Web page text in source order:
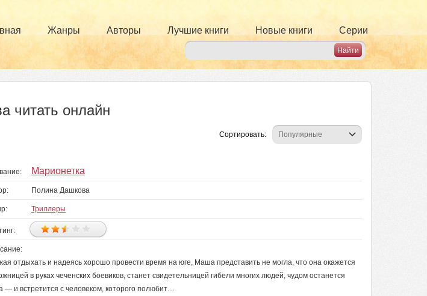
Жанры Авторы Лучшие книги Новые книги Серии
читать онлайн
Сортировать:
Марионетка
Полина Дашкова
Триллеры
отдыхать и надеясь хорошо провести время на юге, Маша представить не могла, что она окажется
в руках чеченских боевиков, станет свидетельницей гибели многих людей, чудом останется
— и встретится с человеком, которого полюбит…